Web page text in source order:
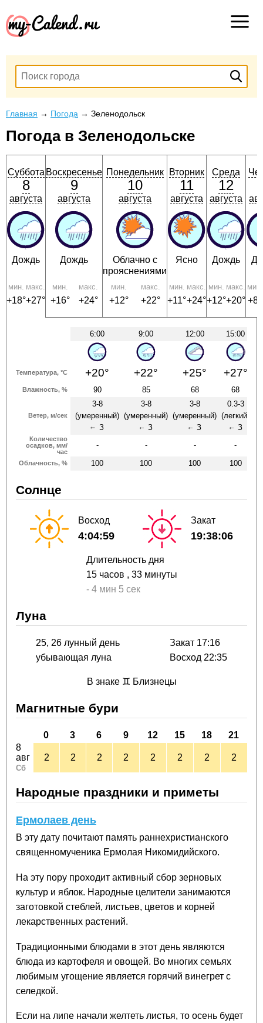
Главная → Погода → Зеленодольск
Погода в Зеленодольске
Суббота
8
августа
Дождь
мин.
+18°
макс.
+27°
Воскресенье
9
августа
Дождь
мин.
+16°
макс.
+24°
Понедельник
10
августа
Облачно с
прояснениями
мин.
+12°
макс.
+22°
Вторник
11
августа
Ясно
мин.
+11°
макс.
+24°
Среда
12
августа
Дождь
мин.
+12°
макс.
+20°
мин.
+8°
6:00 9:00 12:00 15:00
Температура, °C +20° +22° +25° +27°
Влажность, % 90 85 68 68
Ветер, м/сек
3-8
(умеренный)
↑З
3-8
(умеренный)
↑З
3-8
(умеренный)
↑З
0.3-3
(легкий)
↑З
Количество
осадков, мм/
час
- - - -
Облачность, % 100 100 100 100
Солнце
Восход
4:04:59
Закат
19:38:06
Длительность дня
15 часов , 33 минуты
- 4 мин 5 сек
Луна
25, 26 лунный день
убывающая луна
Закат 17:16
Восход 22:35
В знаке ♊ Близнецы
Магнитные бури
0 3 6 9 12 15 18
21
8
авг
Сб
2 2 2 2 2 2 2 2
Народные праздники и приметы
Ермолаев день
В эту дату почитают память раннехристианского
священномученика Ермолая Никомидийского.
На эту пору проходит активный сбор зерновых
культур и яблок. Народные целители занимаются
заготовкой стеблей, листьев, цветов и корней
лекарственных растений.
Традиционными блюдами в этот день являются
блюда из картофеля и овощей. Во многих семьях
любимым угощение является горячий винегрет с
селедкой.
Если на липе начали желтеть листья, то осень будет